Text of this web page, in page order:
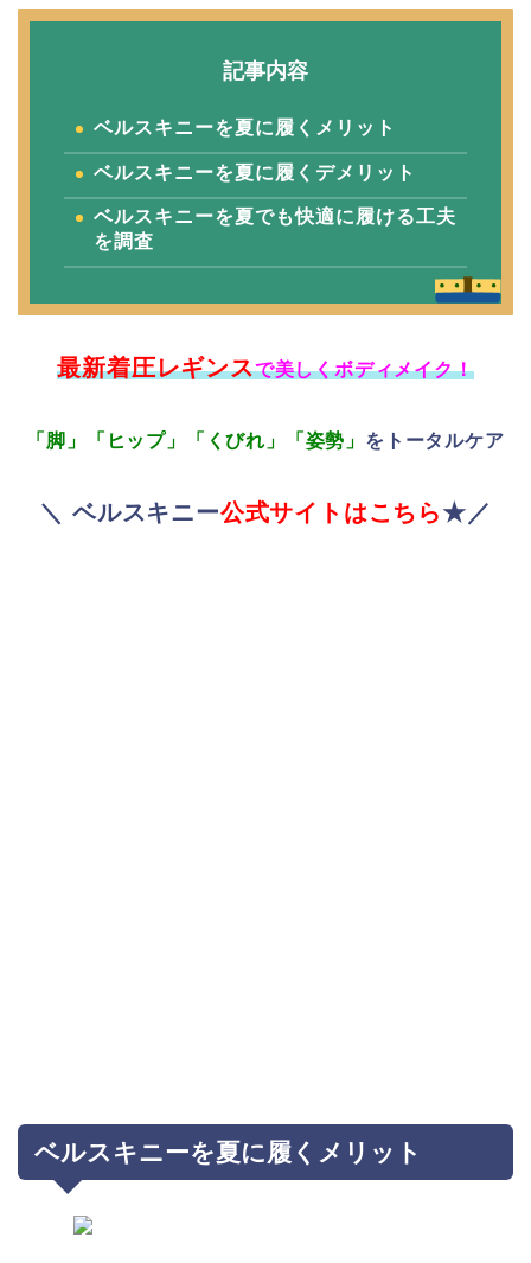
記事内容
ベルスキニーを夏に履くメリット
ベルスキニーを夏に履くデメリット
ベルスキニーを夏でも快適に履ける工夫
を調査
最新着圧レギンスで美しくボディメイク！
「脚」「ヒップ」「くびれ」「姿勢」 をトータルケア
＼ ベルスキニー公式サイトはこちら★／
ベルスキニーを夏に履くメリット